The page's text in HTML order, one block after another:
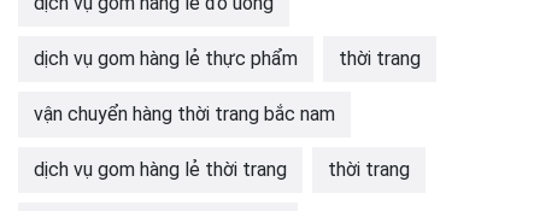
dịch vụ gom hàng lẻ thực phẩm thời trang
vận chuyển hàng thời trang bắc nam
dịch vụ gom hàng lẻ thời trang thời trang